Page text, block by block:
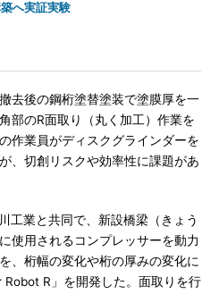
へ実証実験
去後の鋼桁塗替塗装で塗膜厚を一
部のR面取り（丸く加工）作業を
作業員がディスクグラインダーを
、切創リスクや効率性に課題があ
業と共同で、新設橋梁（きょう
使用されるコンプレッサーを動力
、桁幅の変化や桁の厚みの変化に
R」を開発した。面取りを行